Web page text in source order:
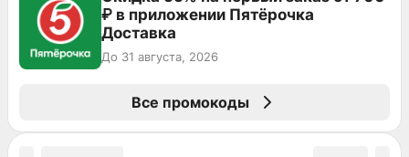
₽ в приложении Пятёрочка
Доставка
До 31 августа, 2026
Все промокоды